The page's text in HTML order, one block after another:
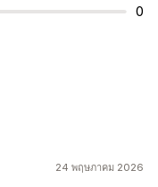
0
24 พฤษภาคม 2026